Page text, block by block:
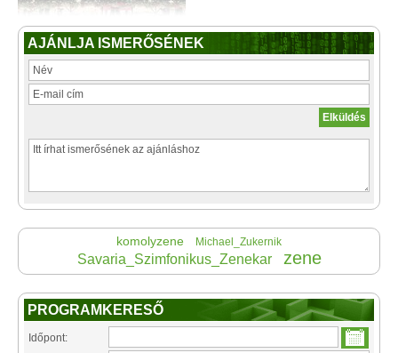
AJÁNLJA ISMERŐSÉNEK
komolyzene Michael_Zukernik
Savaria_Szimfonikus_Zenekar zene
PROGRAMKERESŐ
Időpont: